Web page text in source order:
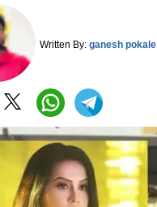
Written By: ganesh pokale